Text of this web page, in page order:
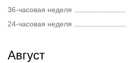
36-часовая неделя
24-часовая неделя
Август